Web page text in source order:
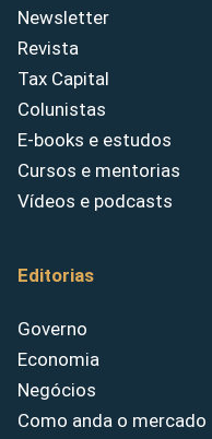
Newsletter
Revista
Tax Capital
Colunistas
E-books e estudos
Cursos e mentorias
Vídeos e podcasts
Editorias
Governo
Economia
Negócios
Como anda o mercado